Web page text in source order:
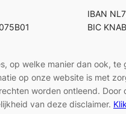
IBAN
BIC
op welke manier dan ook, te
op onze website is met
worden ontleend.
van deze disclaimer.